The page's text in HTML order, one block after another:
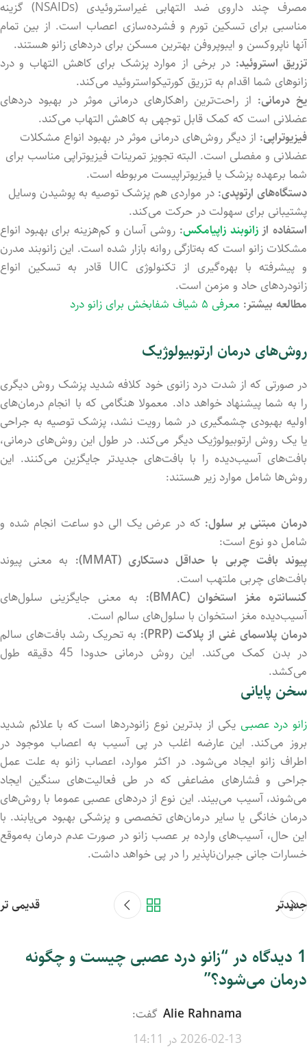
مصرف چند داروی ضد التهابی غیراستروئیدی (NSAIDs) گزینه
مناسبی برای تسکین تورم و فشرده‌سازی اعصاب است. از بین تمام
آنها ناپروکسن و ایبوپروفن بهترین مسکن برای دردهای زانو هستند.
تزریق استروئید: در برخی از موارد پزشک برای کاهش التهاب و درد
زانوهای شما اقدام به تزریق کورتیکواستروئید می‌کند.
یخ درمانی: از راحت‌ترین راهکارهای درمانی موثر در بهبود دردهای
عضلانی است که کمک قابل توجهی به کاهش التهاب می‌کند.
فیزیوتراپی: از دیگر روش‌های درمانی موثر در بهبود انواع مشکلات
عضلانی و مفصلی است. البته تجویز تمرینات فیزیوتراپی مناسب برای
شما برعهده پزشک یا فیزیوتراپیست مربوطه است.
دستگاه‌های ارتوپدی: در مواردی هم پزشک توصیه به پوشید‌ن وسایل
پشتیبانی برای سهولت در حرکت می‌کند.
استفاده اززانوبند زاپیامکس: روشی آسان و کم‌هزینه برای بهبود انواع
مشکلات زانو است که به‌تازگی روانه بازار شد‌ه است. این زانوبند مدرن
و پیشرفته با بهره‌گیری از تکنولوژی UIC قادر به تسکین انواع
زانودردهای حاد و مزمن است.
مطالعه بیشتر: معرفی ۵ شیاف شفابخش برای زانو درد
روش‌های درمان ارتوبیولوژیک
در صورتی که از شدت درد زانوی خود کلافه شدید پزشک روش دیگری
را به شما پیشنهاد خواهد داد. معمولا هنگامی که با انجام درمان‌های
اولیه بهبودی چشمگیری در شما رویت نشد، پزشک توصیه به جراحی
یا یک روش ارتوبیولوژیک دیگر می‌کند. در طول این روش‌های درمانی،
بافت‌های آسیب‌دیده را با بافت‌های جدیدتر جایگزین می‌کنند. این
روش‌ها شامل موارد زیر هستند:
درمان مبتنی بر سلول: که در عرض یک الی دو ساعت انجام شد‌ه و
شامل دو نوع است:
پیوند بافت چربی با حداقل دستکاری (MMAT):
به معنی پیوند
بافت‌های چربی ملتهب است.
کنسانتره مغز استخوان (BMAC):
به معنی جایگزینی سلول‌های
آسیب‌دیده مغز استخوان با سلول‌های سالم است.
درمان پلاسمای غنی از پلاکت (PRP):
به تحریک رشد بافت‌های سالم
در بدن کمک می‌کند. این روش درمانی حدودا 45 دقیقه طول
می‌کشد.
سخن پایانی
زانو درد عصبـی یکی از بدترین نوع زانودردها است که با علائم شدید
بروز می‌کند. این عارضه اغلب در پی آسیب به اعصاب موجود در
اطراف زانو ایجاد می‌شود. در اکثر موارد، اعصاب زانو به علت عمل
جراحی و فشارهای مضاعفی که در طی فعالیت‌های سنگین ایجاد
می‌شوند، آسیب می‌بیند. این نوع از دردهای عصبی عموما با روش‌های
درمان خانگی یا سایر درمان‌های تخصصی و پزشکی بهبود می‌یابند. با
این حال، آسیب‌های وارده بر عصب زانو در صورت عدم درمان به‌موقع
خسارات جانی جبران‌ناپذیر را در پی خواهد داشت.
جدیدتر قدیمی تر
1 دیدگاه در “
زانو درد عصبی چیست و چگونه
درمان می‌شود؟”
Alie Rahnama
گفت:
2026-02-13 در 14:11